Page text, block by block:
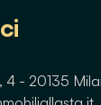
4 - 20135